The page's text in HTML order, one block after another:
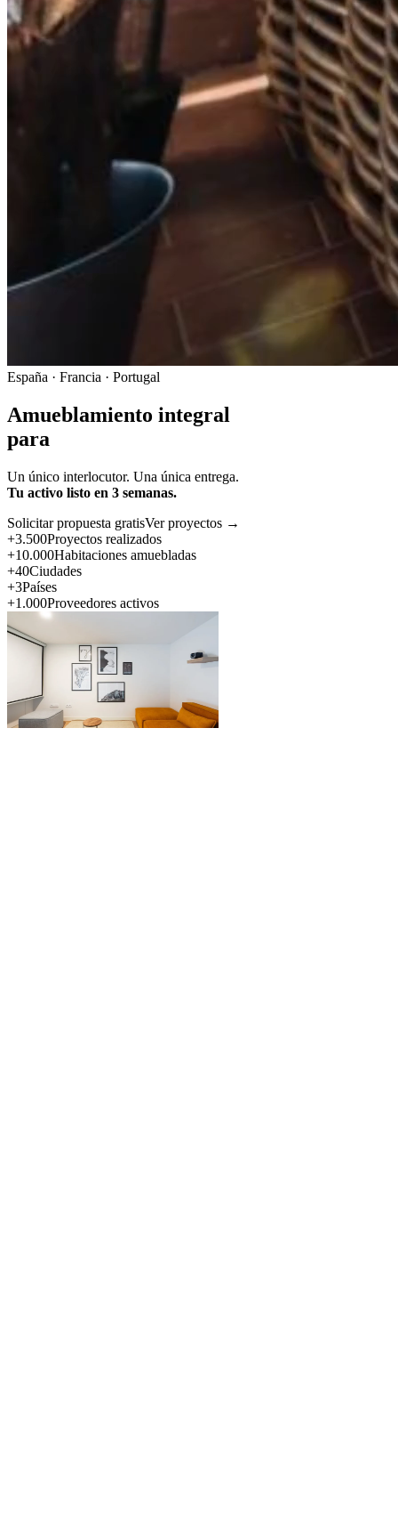
España · Francia · Portugal
Amueblamiento integral
para
Un único interlocutor. Una única entrega.
Tu activo listo en 3 semanas.
Solicitar propuesta gratisVer proyectos →
+3.500Proyectos realizados
+10.000Habitaciones amuebladas
+40Ciudades
+3Países
+1.000Proveedores activos